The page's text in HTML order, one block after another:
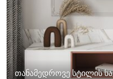
თანამედროვე სტილის